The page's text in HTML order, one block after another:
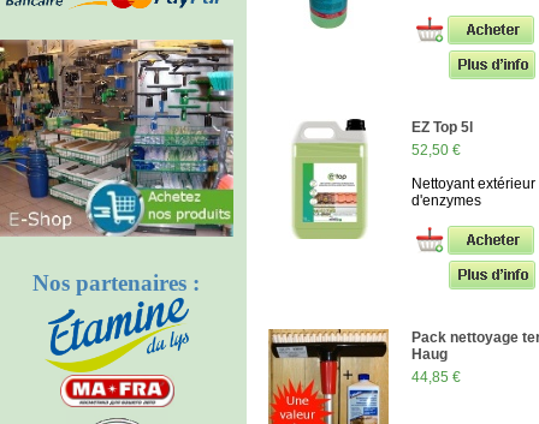
Nos partenaires :
EZ Top 5l
52,50 €
Nettoyant
d'enzymes
Pack nettoyage
Haug
44,85 €